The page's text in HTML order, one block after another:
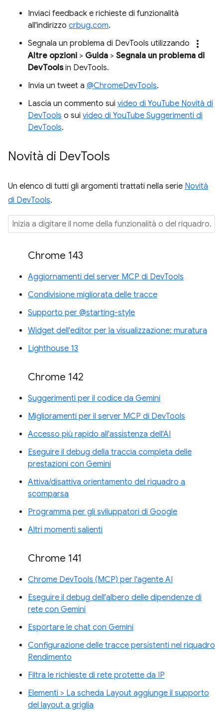
Inviaci feedback e richieste di funzionalità
all'indirizzo crbug.com.
Segnala un problema di DevTools utilizzando
more_vert
Altre opzioni > Guida > Segnala un problema di
DevToolsin DevTools.
Invia un tweet a @ChromeDevTools.
Lascia un commento sui video di YouTube Novità di
DevTools o sui video di YouTube Suggerimenti di
DevTools.
Novità di DevTools
Un elenco di tutti gli argomenti trattati nella serie Novità
di DevTools.
Chrome 143
Aggiornamenti del server MCP di DevTools
Condivisione migliorata delle tracce
Supporto per @starting-style
Widget dell'editor per la visualizzazione: muratura
Lighthouse 13
Chrome 142
Suggerimenti per il codice da Gemini
Miglioramenti per il server MCP di DevTools
Accesso più rapido all'assistenza dell'AI
Eseguire il debug della traccia completa delle
prestazioni con Gemini
Attiva/disattiva orientamento del riquadro a
scomparsa
Programma per gli sviluppatori di Google
Altri momenti salienti
Chrome 141
Chrome DevTools (MCP) per l'agente AI
Eseguire il debug dell'albero delle dipendenze di
rete con Gemini
Esportare le chat con Gemini
Configurazione delle tracce persistenti nel riquadro
Rendimento
Filtra le richieste di rete protette da IP
Elementi > La scheda Layout aggiunge il supporto
del layout a griglia